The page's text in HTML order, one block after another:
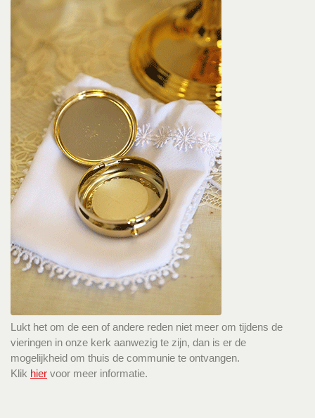
Lukt het om de een of andere reden niet meer om tijdens de
vieringen in onze kerk aanwezig te zijn, dan is er de
mogelijkheid om thuis de communie te ontvangen.
Klik hier voor meer informatie.